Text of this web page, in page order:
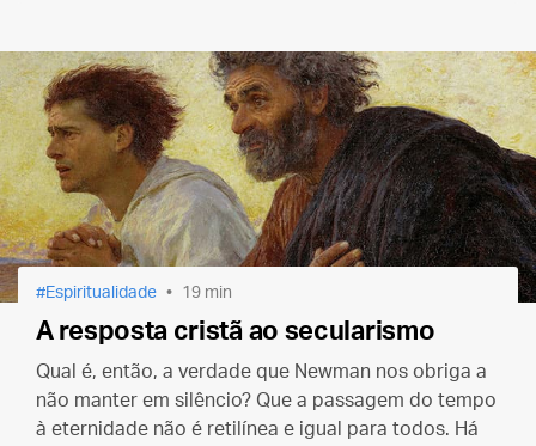
Espiritualidade 19 min
A resposta cristã ao secularismo
Qual é, então, a verdade que Newman nos obriga a
não manter em silêncio? Que a passagem do tempo
à eternidade não é retilínea e igual para todos. Há